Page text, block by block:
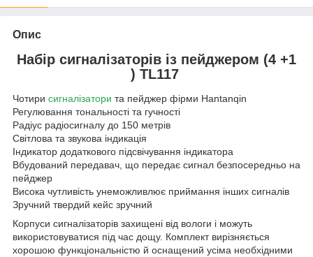
Опис
Набір сигналізаторів із пейджером (4 +1
) TL117
Чотири сигналізатори та пейджер фірми Hantanqin
Регулювання тональності та гучності
Радіус радіосигналу до 150 метрів
Світлова та звукова індикація
Індикатор додаткового підсвічування індикатора
Вбудований передавач, що передає сигнал безпосередньо на
пейджер
Висока чутливість унеможливлює приймання інших сигналів
Зручний твердий кейс зручний
Корпуси сигналізаторів захищені від вологи і можуть
використовуватися під час дощу. Комплект вирізняється
хорошою функціональністю й оснащений усіма необхідними